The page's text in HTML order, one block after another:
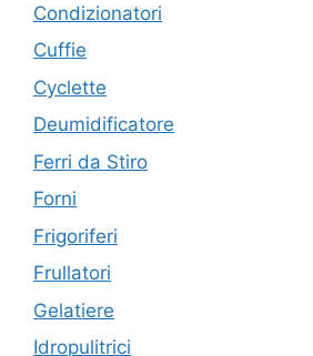
Condizionatori
Cuffie
Cyclette
Deumidificatore
Ferri da Stiro
Forni
Frigoriferi
Frullatori
Gelatiere
Idropulitrici